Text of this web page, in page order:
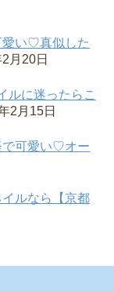
愛い♡真似した
月20日
ルに迷ったらこ
2月15日
で可愛い♡オー
ルなら【京都